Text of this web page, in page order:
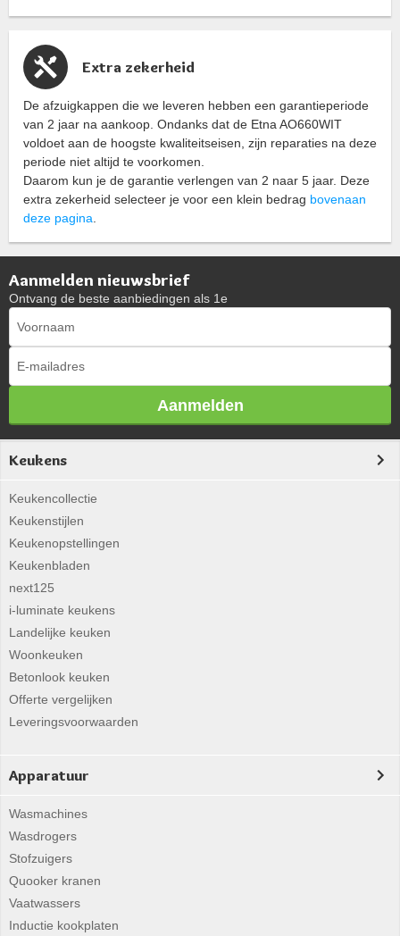
Extra zekerheid
De afzuigkappen die we leveren hebben een garantieperiode
van 2 jaar na aankoop. Ondanks dat de Etna AO660WIT
voldoet aan de hoogste kwaliteitseisen, zijn reparaties na deze
periode niet altijd te voorkomen.
Daarom kun je de garantie verlengen van 2 naar 5 jaar. Deze
extra zekerheid selecteer je voor een klein bedrag bovenaan
deze pagina
Aanmelden nieuwsbrief
Ontvang de beste aanbiedingen als 1e
Aanmelden
Keukens
Keukencollectie
Keukenstijlen
Keukenopstellingen
Keukenbladen
next125
i-luminate keukens
Landelijke keuken
Woonkeuken
Betonlook keuken
Offerte vergelijken
Leveringsvoorwaarden
Apparatuur
Wasmachines
Wasdrogers
Stofzuigers
Quooker kranen
Vaatwassers
Inductie kookplaten